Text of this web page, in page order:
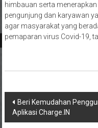
himbauan serta
pengunjung dan karyawan
agar masyarakat yang
pemaparan virus Covid-19,
Navigasi
pos
Beri Kemudahan
Aplikasi Charge.IN